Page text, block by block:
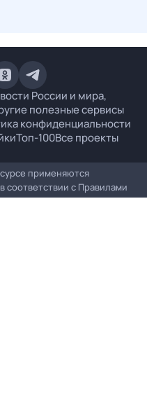
России и мира,
полезные сервисы
конфиденциальности
Топ-100Все проекты
применяются
соответствии с Правилами